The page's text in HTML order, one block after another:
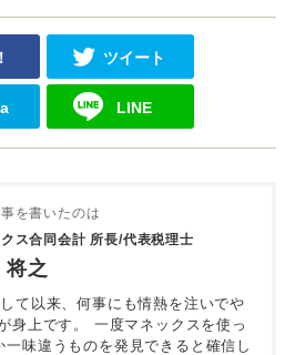
ツイート
LINE
を書いたのは
ス合同会計 所長/代表税理士
将之
て以来、何事にも情熱を注いでや
身上です。 一度マネックスを使っ
味違うものを発見できると確信し